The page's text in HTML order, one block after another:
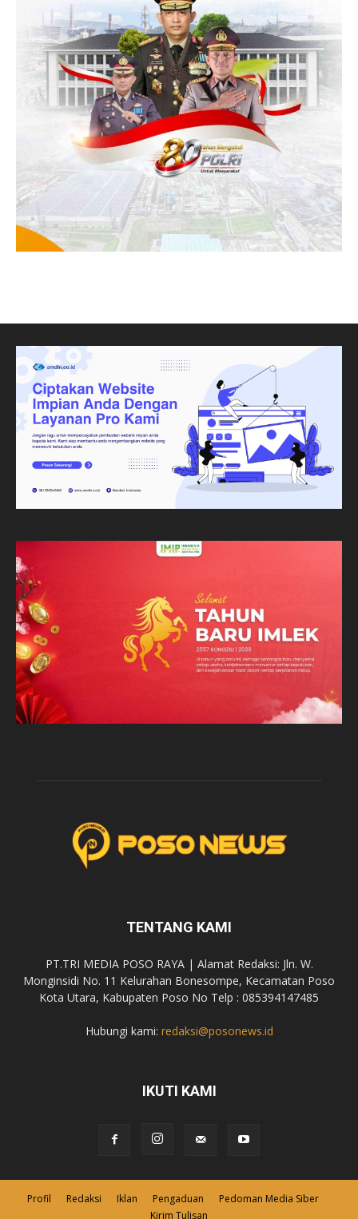
TENTANG KAMI
PT.TRI MEDIA POSO RAYA | Alamat Redaksi: Jln. W.
Monginsidi No. 11 Kelurahan Bonesompe, Kecamatan Poso
Kota Utara, Kabupaten Poso No Telp : 085394147485
Hubungi kami: redaksi@posonews.id
IKUTI KAMI
Profil Redaksi Iklan Pengaduan
Pedoman Media Siber
Kirim Tulisan